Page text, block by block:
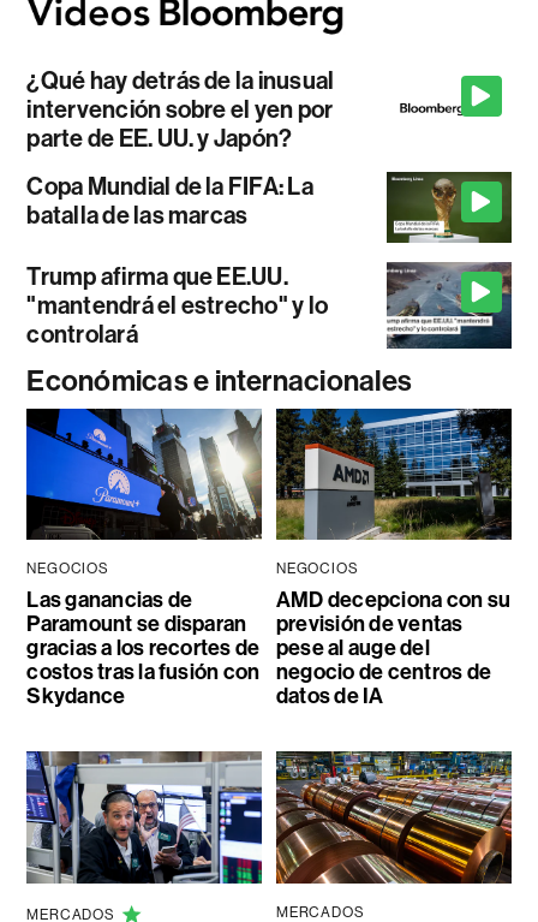
¿Qué hay detrás de la inusual
intervención sobre el yen por
parte de EE. UU. y Japón?
Copa Mundial de la FIFA: La
batalla de las marcas
Trump afirma que EE.UU.
"mantendrá el estrecho" y lo
controlará
Económicas e internacionales
NEGOCIOS
Las ganancias de
Paramount se disparan
gracias a los recortes de
costos tras la fusión con
Skydance
NEGOCIOS
AMD decepciona con su
previsión de ventas
pese al auge del
negocio de centros de
datos de IA
MERCADOS MERCADOS